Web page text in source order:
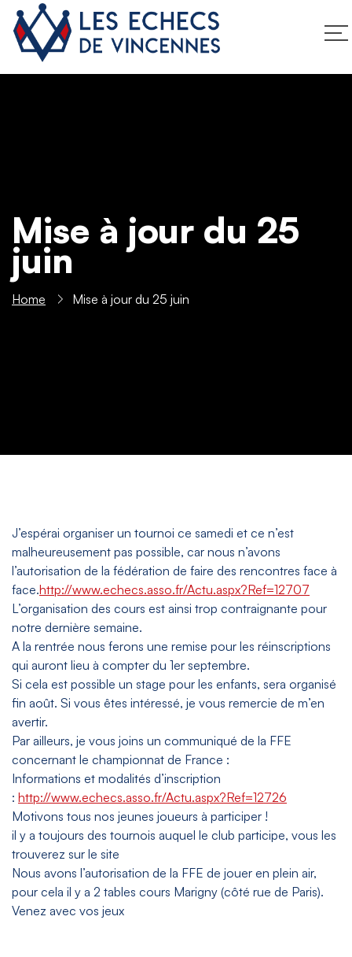
Mise à jour du 25
juin
Home Mise à jour du 25 juin
J’espérai organiser un tournoi ce samedi et ce n’est
malheureusement pas possible, car nous n’avons
l’autorisation de la fédération de faire des rencontres face à
face.http://www.echecs.asso.fr/Actu.aspx?Ref=12707
L’organisation des cours est ainsi trop contraignante pour
notre dernière semaine.
A la rentrée nous ferons une remise pour les réinscriptions
qui auront lieu à compter du 1er septembre.
Si cela est possible un stage pour les enfants, sera organisé
fin août. Si vous êtes intéressé, je vous remercie de m’en
avertir.
Par ailleurs, je vous joins un communiqué de la FFE
concernant le championnat de France :
Informations et modalités d’inscription
: http://www.echecs.asso.fr/Actu.aspx?Ref=12726
Motivons tous nos jeunes joueurs à participer !
il y a toujours des tournois auquel le club participe, vous les
trouverez sur le site
Nous avons l’autorisation de la FFE de jouer en plein air,
pour cela il y a 2 tables cours Marigny (côté rue de Paris).
Venez avec vos jeux